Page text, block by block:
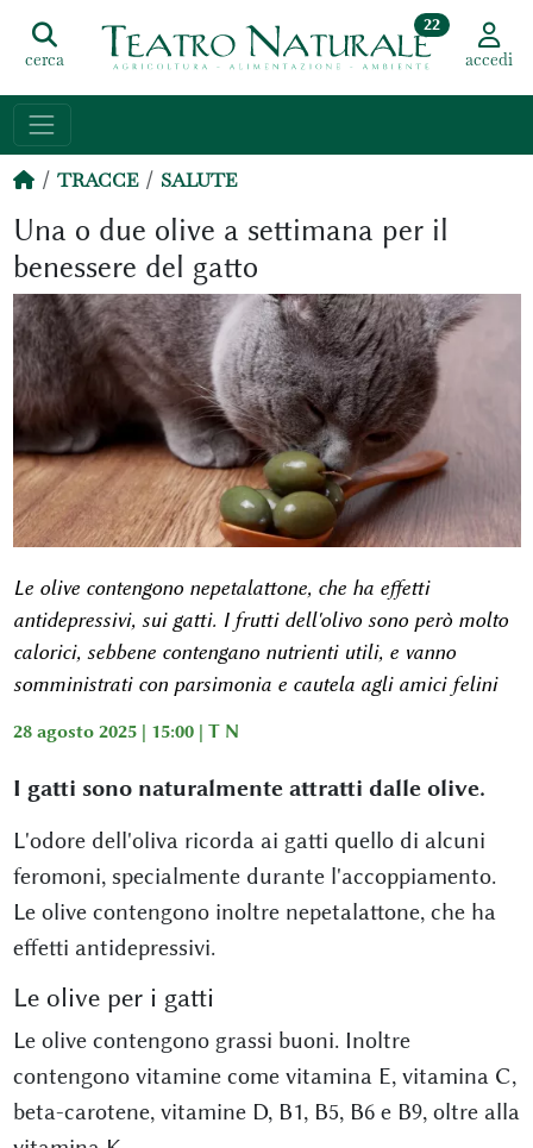
cerca
22
accedi
TRACCE SALUTE
Una o due olive a settimana per il
benessere del gatto
Le olive contengono nepetalattone, che ha effetti
antidepressivi, sui gatti. I frutti dell'olivo sono però molto
calorici, sebbene contengano nutrienti utili, e vanno
somministrati con parsimonia e cautela agli amici felini
28 agosto 2025 | 15:00 | T N
I gatti sono naturalmente attratti dalle olive.
L'odore dell'oliva ricorda ai gatti quello di alcuni
feromoni, specialmente durante l'accoppiamento.
Le olive contengono inoltre nepetalattone, che ha
effetti antidepressivi.
Le olive per i gatti
Le olive contengono grassi buoni. Inoltre
contengono vitamine come vitamina E, vitamina C,
beta-carotene, vitamine D, B1, B5, B6 e B9, oltre alla